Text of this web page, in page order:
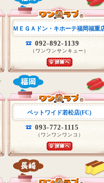
ＭＥＧＡドン・キホーテ福岡福重
092-892-1139
（ワンワンサンキュー）
ペットワイド若松店(FC)
093-772-1115
（ワンワンワンコ）